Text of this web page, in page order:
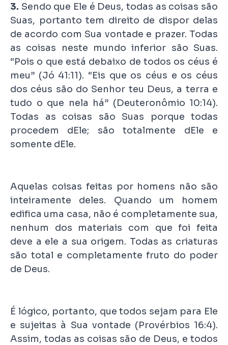
3. Sendo que Ele é Deus, todas as coisas são
Suas, portanto tem direito de dispor delas
de acordo com Sua vontade e prazer. Todas
as coisas neste mundo inferior são Suas.
“Pois o que está debaixo de todos os céus é
meu” (Jó 41:11). “Eis que os céus e os céus
dos céus são do Senhor teu Deus, a terra e
tudo o que nela há” (Deuteronômio 10:14).
Todas as coisas são Suas porque todas
procedem dEle; são totalmente dEle e
somente dEle.
Aquelas coisas feitas por homens não são
inteiramente deles. Quando um homem
edifica uma casa, não é completamente sua,
nenhum dos materiais com que foi feita
deve a ele a sua origem. Todas as criaturas
são total e completamente fruto do poder
de Deus.
É lógico, portanto, que todos sejam para Ele
e sujeitas à Sua vontade (Provérbios 16:4).
Assim, todas as coisas são de Deus, e todos